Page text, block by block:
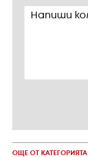
ОЩЕ ОТ КАТЕГОРИЯТА